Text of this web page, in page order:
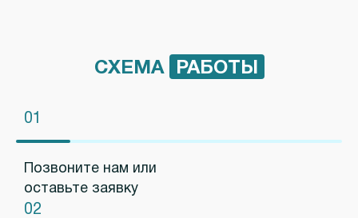
СХЕМА РАБОТЫ
01
Позвоните нам или
оставьте заявку
02